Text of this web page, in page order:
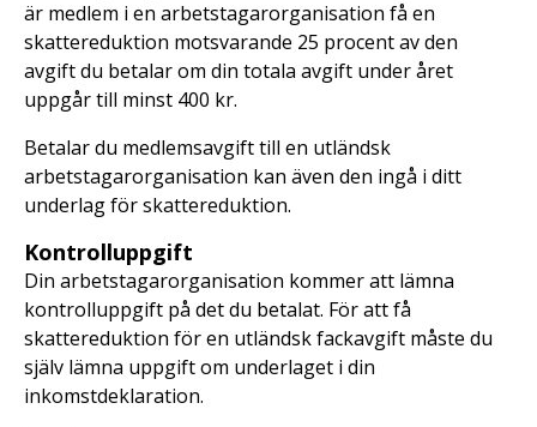
är medlem i en arbetstagarorganisation få en
skattereduktion motsvarande 25 procent av den
avgift du betalar om din totala avgift under året
uppgår till minst 400 kr.
Betalar du medlemsavgift till en utländsk
arbetstagarorganisation kan även den ingå i ditt
underlag för skattereduktion.
Kontrolluppgift
Din arbetstagarorganisation kommer att lämna
kontrolluppgift på det du betalat. För att få
skattereduktion för en utländsk fackavgift måste du
själv lämna uppgift om underlaget i din
inkomstdeklaration.